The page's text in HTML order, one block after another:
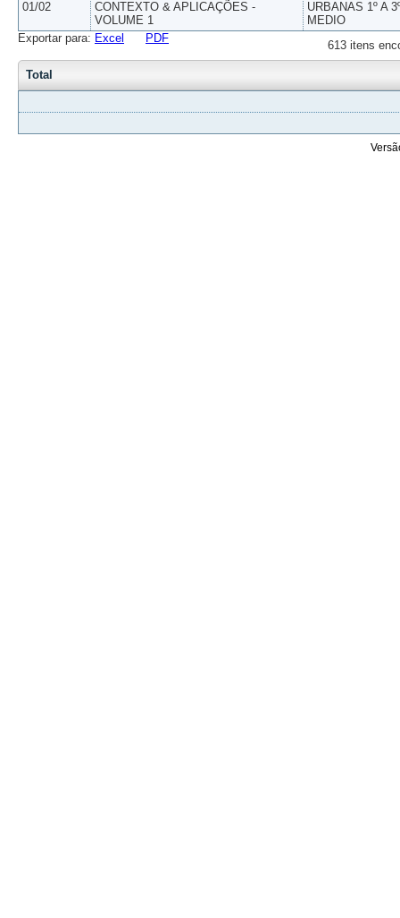
01/02
CONTEXTO & APLICAÇÕES -
VOLUME 1
URBANAS 1º A
MEDIO
613 itens
Exportar para: Excel PDF
Total